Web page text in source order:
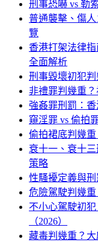
刑事恐嚇 vs 勒
普通襲擊、傷
覽
香港打架法律
全面解析
刑事毀壞初犯
非禮罪判幾重？
強姦罪刑罰：
窺淫罪 vs 偷拍
偷拍裙底判幾
衰十一、衰十
策略
性騷擾定義與
危險駕駛判幾重
不小心駕駛初
（2026）
藏毒判幾重？